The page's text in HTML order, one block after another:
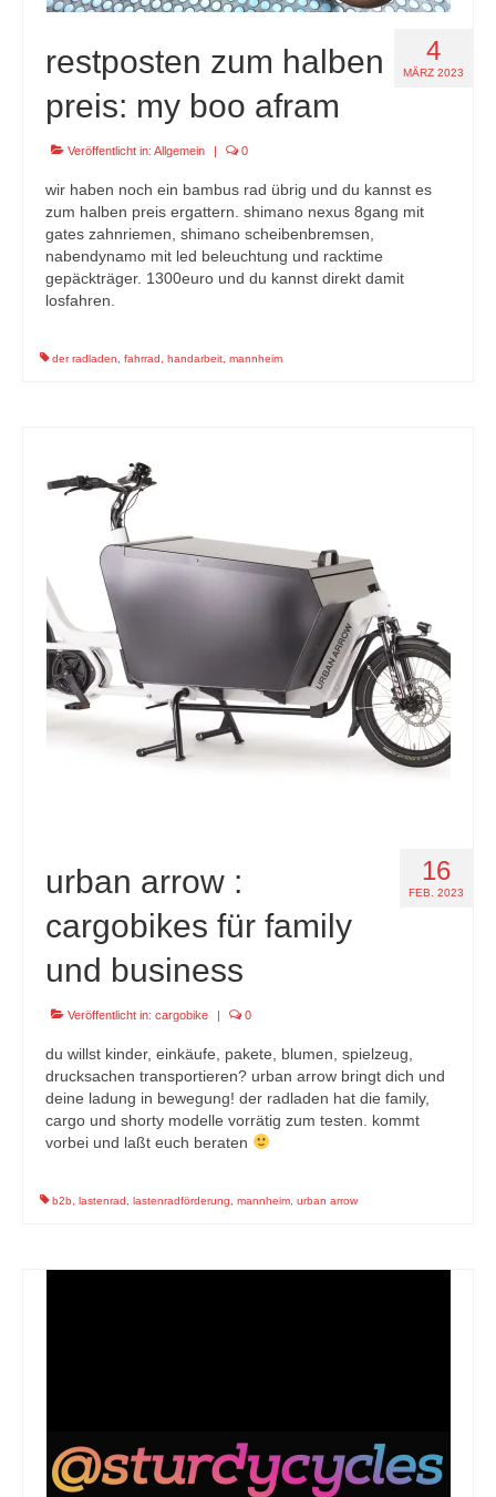
4
MÄRZ 2023
restposten zum halben
preis: my boo afram
Veröffentlicht in: Allgemein | 0
wir haben noch ein bambus rad übrig und du kannst es
zum halben preis ergattern. shimano nexus 8gang mit
gates zahnriemen, shimano scheibenbremsen,
nabendynamo mit led beleuchtung und racktime
gepäckträger. 1300euro und du kannst direkt damit
losfahren.
der radladen fahrrad handarbeit mannheim
16
FEB. 2023
urban arrow :
cargobikes für family
und business
Veröffentlicht in: cargobike | 0
du willst kinder, einkäufe, pakete, blumen, spielzeug,
drucksachen transportieren? urban arrow bringt dich und
deine ladung in bewegung! der radladen hat die family,
cargo und shorty modelle vorrätig zum testen. kommt
vorbei und laßt euch beraten
b2b lastenrad lastenradförderung mannheim urban arrow